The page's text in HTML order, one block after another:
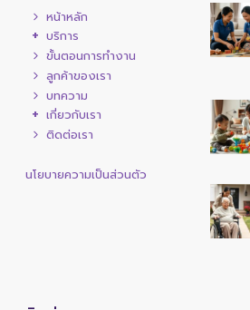
หน้าหลัก
บริการ
ขั้นตอนการทำงาน
ลูกค้าของเรา
บทความ
เกี่ยวกับเรา
ติดต่อเรา
นโยบายความเป็นส่วนตัว